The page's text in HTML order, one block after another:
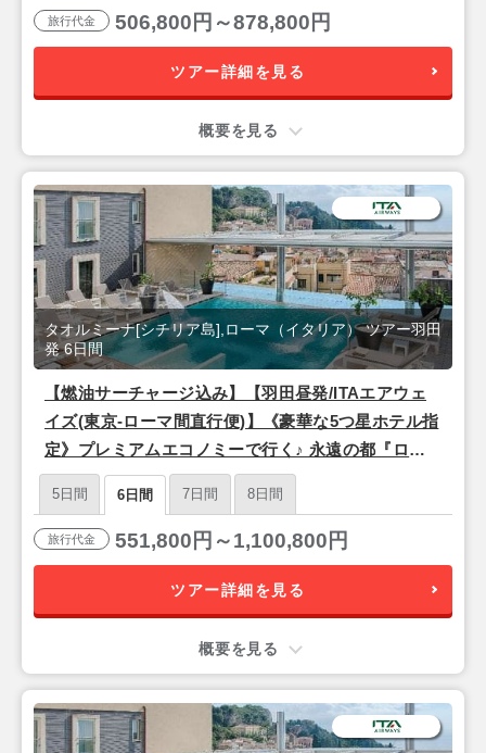
旅行代金 506,800円～878,800円
ツアー詳細を見る
概要を見る
【燃油サーチャージ込み】【羽田昼発/ITAエアウェ
イズ(東京-ローマ間直行便)】《豪華な5つ星ホテル指
定》プレミアムエコノミーで行く♪ 永遠の都『ロー
マ』＆シチリア島リゾート『タオルミーナ』6日間
タオルミーナ[シチリア島],ローマ（イタリア） ツアー羽田
発 6日間
5日間 6日間 7日間 8日間
旅行代金 551,800円～1,100,800円
ツアー詳細を見る
概要を見る